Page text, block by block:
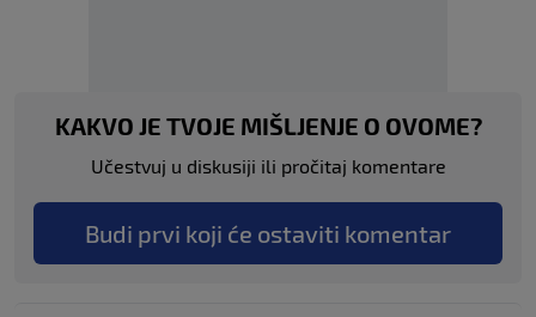
KAKVO JE TVOJE MIŠLJENJE O OVOME?
Učestvuj u diskusiji ili pročitaj komentare
Budi prvi koji će ostaviti komentar